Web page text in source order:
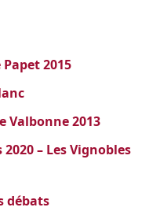
2015
Valbonne 2013
– Les Vignobles
débats